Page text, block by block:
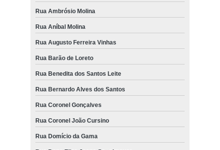
Rua Ambrósio Molina
Rua Aníbal Molina
Rua Augusto Ferreira Vinhas
Rua Barão de Loreto
Rua Benedita dos Santos Leite
Rua Bernardo Alves dos Santos
Rua Coronel Gonçalves
Rua Coronel João Cursino
Rua Domício da Gama